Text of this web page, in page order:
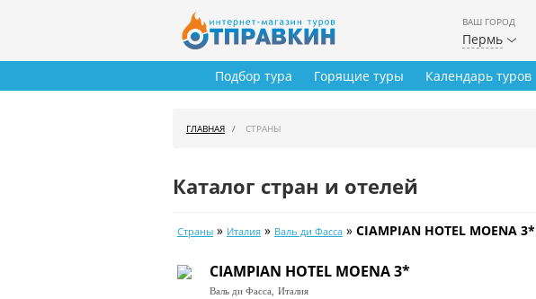
ВАШ ГОРОД
Пермь
Подбор тура Горящие туры Календарь туров
ГЛАВНАЯ СТРАНЫ
Каталог стран и отелей
Страны » Италия » Валь ди Фасса » CIAMPIAN HOTEL MOENA 3*
CIAMPIAN HOTEL MOENA 3*
Валь ди Фасса, Италия